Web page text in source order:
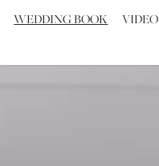
WEDDING BOOK
VIDEO